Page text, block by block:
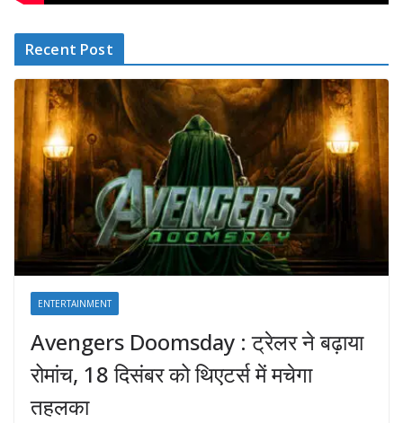
Recent Post
ENTERTAINMENT
Avengers Doomsday : ट्रेलर ने बढ़ाया
रोमांच, 18 दिसंबर को थिएटर्स में मचेगा
तहलका